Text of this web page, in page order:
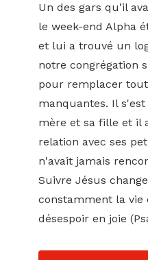
Un des gars qu'il
le week-end Alpha
et lui a trouvé un
notre congrégation
pour remplacer
manquantes. Il
mère et sa fille et il
relation avec ses
n'avait jamais
Suivre Jésus
constamment la vie
désespoir en joie